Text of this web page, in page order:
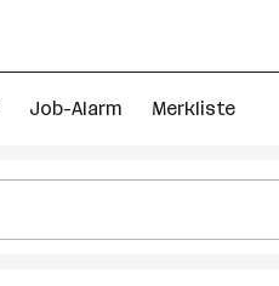
Job-Alarm Merkliste